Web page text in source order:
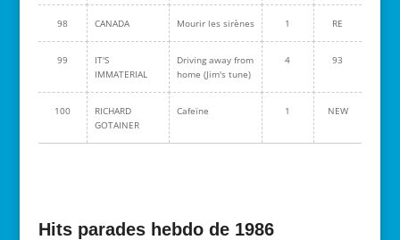
98 CANADA Mourir les sirènes 1 RE
99
IT'S
IMMATERIAL
Driving away from
home (Jim's tune)
4 93
100
RICHARD
GOTAINER
Cafeïne 1 NEW
Hits parades hebdo de 1986